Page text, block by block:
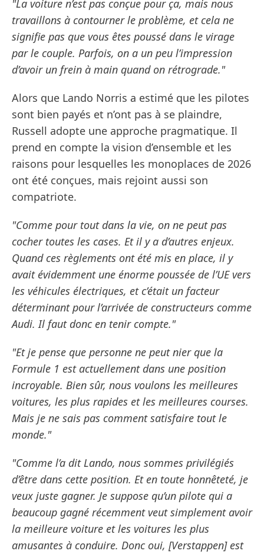
"La voiture n’est pas conçue pour ça, mais nous
travaillons à contourner le problème, et cela ne
signifie pas que vous êtes poussé dans le virage
par le couple. Parfois, on a un peu l’impression
d’avoir un frein à main quand on rétrograde."
Alors que Lando Norris a estimé que les pilotes
sont bien payés et n’ont pas à se plaindre,
Russell adopte une approche pragmatique. Il
prend en compte la vision d’ensemble et les
raisons pour lesquelles les monoplaces de 2026
ont été conçues, mais rejoint aussi son
compatriote.
"Comme pour tout dans la vie, on ne peut pas
cocher toutes les cases. Et il y a d’autres enjeux.
Quand ces règlements ont été mis en place, il y
avait évidemment une énorme poussée de l’UE vers
les véhicules électriques, et c’était un facteur
déterminant pour l’arrivée de constructeurs comme
Audi. Il faut donc en tenir compte."
"Et je pense que personne ne peut nier que la
Formule 1 est actuellement dans une position
incroyable. Bien sûr, nous voulons les meilleures
voitures, les plus rapides et les meilleures courses.
Mais je ne sais pas comment satisfaire tout le
monde."
"Comme l’a dit Lando, nous sommes privilégiés
d’être dans cette position. Et en toute honnêteté, je
veux juste gagner. Je suppose qu’un pilote qui a
beaucoup gagné récemment veut simplement avoir
la meilleure voiture et les voitures les plus
amusantes à conduire. Donc oui, [Verstappen] est